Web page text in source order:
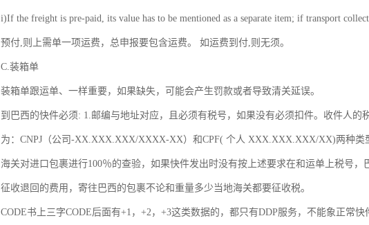
i)If the freight is pre-paid, its value has to be mentioned as a separate item; if transport
预付,则上需单一项运费，总申报要包含运费。 如运费到付,则无须。
C.装箱单
装箱单跟运单、一样重要，如果缺失，可能会产生罚款或者导致清关延误。
到巴西的快件必须: 1.邮编与地址对应，且必须有税号，如果没有必须扣件。收件人的
为：CNPJ（公司-XX.XXX.XXX/XXXX-XX）和CPF( 个人 XXX.XXX.XXX/XX)两种类
海关对进口包裹进行100％的查验，如果快件发出时没有按上述要求在和运单上税号
征收退回的费用，寄往巴西的包裹不论和重量多少当地海关都要征收税。
CODE书上三字CODE后面有+1，+2，+3这类数据的，都只有DDP服务，不能象正常